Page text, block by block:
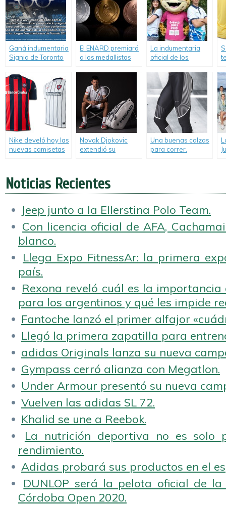
Suramericanos.
Ganá indumentaria
Signia de Toronto
El ENARD premiará
a los medallistas
La indumentaria
oficial de los
de la Juventud.
Nike develó hoy las
nuevas camisetas
Novak Djokovic
extendió su
Una buenas calzas
para correr.
Noticias Recientes
Jeep junto a la Ellerstina Polo Team.
Con licencia oficial de AFA,
blanco.
Llega Expo FitnessAr: la primera
país.
Rexona reveló cuál es la
para los argentinos y qué les impide
Fantoche lanzó el primer alfajor
Llegó la primera zapatilla para
adidas Originals lanza su nueva
Gympass cerró alianza con Megatlon.
Under Armour presentó su nueva
Vuelven las adidas SL 72.
Khalid se une a Reebok.
La nutrición deportiva no es solo
rendimiento.
Adidas probará sus productos en el
DUNLOP será la pelota oficial de
Córdoba Open 2020.